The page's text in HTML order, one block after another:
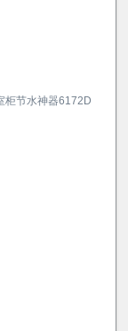
柜节水神器6172D